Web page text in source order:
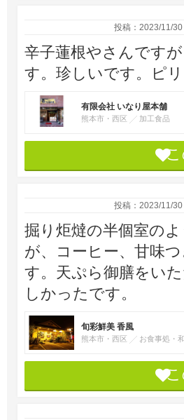
投稿：2023/11/30
辛子蓮根やさんです
す。珍しいです。ピ
有限会社 いなり屋本舗
熊本市・西区 加工食品
投稿：2023/11/30
掘り炬燵の半個室の
が、コーヒー、甘味
す。天ぷら御膳をい
しかったです。
旬彩鮮美 香風
熊本市・西区 お食事処・